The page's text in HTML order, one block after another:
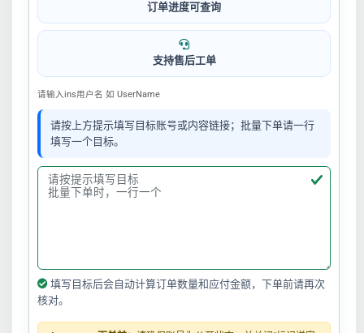
订单进度可查询
支持售后工单
请输入ins用户名 如 UserName
请按上方提示填写目标账号或内容链接；批量下单请一行
填写一个目标。
填写目标后会自动计算订单数量和应付金额，下单前请再次
核对。